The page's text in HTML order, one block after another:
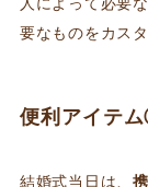
人によって必要
要なものをカス
便利アイテ
結婚式当日は、